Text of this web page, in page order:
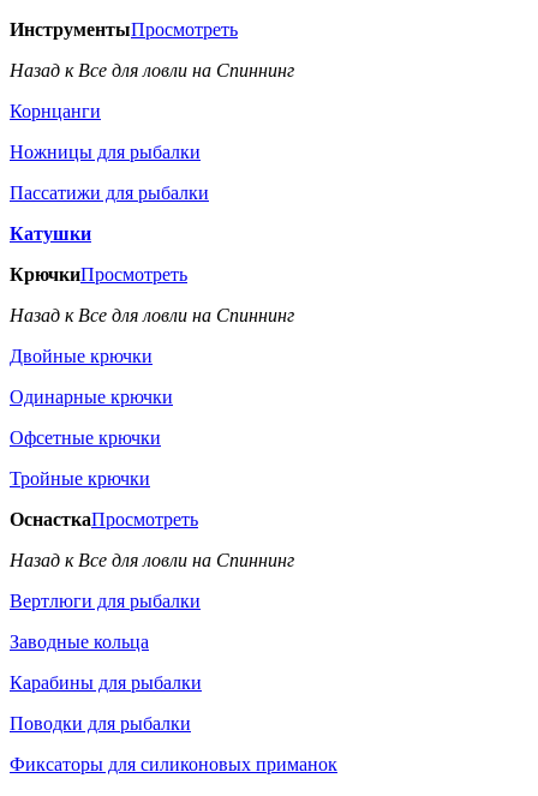
ИнструментыПросмотреть
Назад к Все для ловли на Спиннинг
Корнцанги
Ножницы для рыбалки
Пассатижи для рыбалки
Катушки
КрючкиПросмотреть
Назад к Все для ловли на Спиннинг
Двойные крючки
Одинарные крючки
Офсетные крючки
Тройные крючки
ОснасткаПросмотреть
Назад к Все для ловли на Спиннинг
Вертлюги для рыбалки
Заводные кольца
Карабины для рыбалки
Поводки для рыбалки
Фиксаторы для силиконовых приманок